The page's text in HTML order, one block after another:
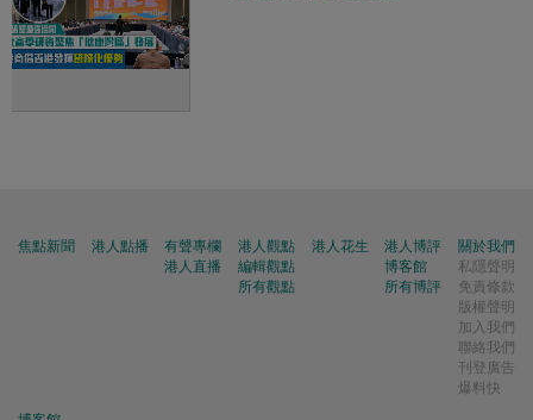
焦點新聞 港人點播
有聲專欄
港人直播
港人觀點
編輯觀點
所有觀點
港人花生
港人博評
博客館
所有博評
關於我們
私隱聲明
免責條款
版權聲明
加入我們
聯絡我們
刊登廣告
爆料快